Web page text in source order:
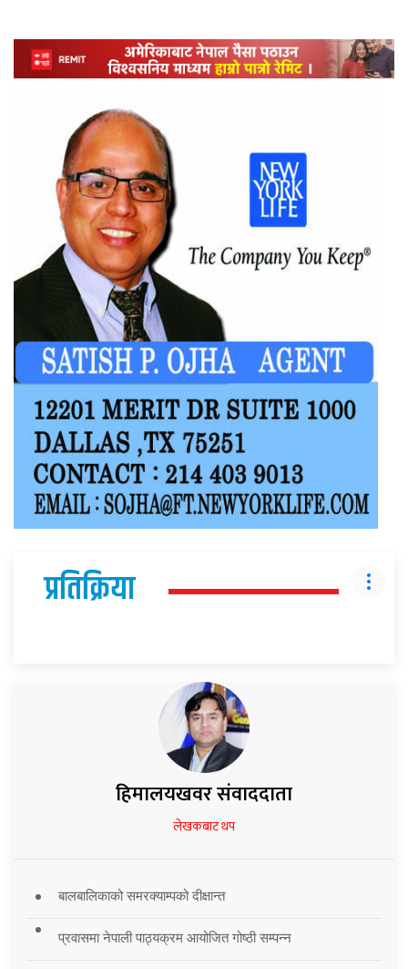
प्रतिक्रिया
हिमालयखवर संवाददाता
लेखकबाट थप
बालबालिकाको समरक्याम्पको दीक्षान्त
प्रवासमा नेपाली पाठ्यक्रम आयोजित गोष्ठी सम्पन्न